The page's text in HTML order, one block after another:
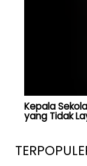
Kepala
yang Tidak